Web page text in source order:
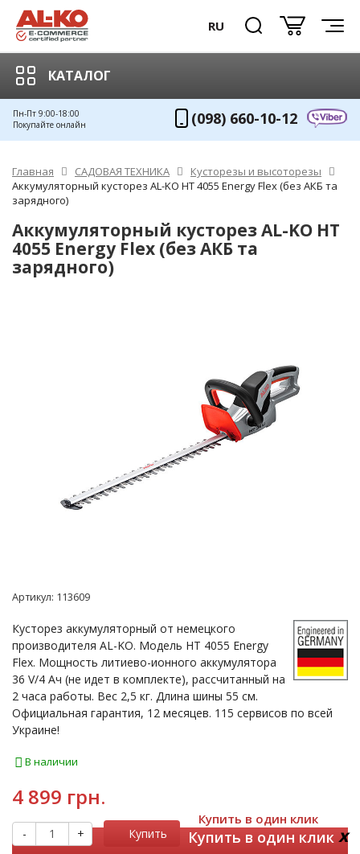
RU
КАТАЛОГ
Пн-Пт 9:00-18:00
Покупайте онлайн
(098) 660-10-12
Главная САДОВАЯ ТЕХНИКА
Кусторезы и высоторезы
Аккумуляторный кусторез AL-KO HT 4055 Energy Flex (без АКБ та
зарядного)
Аккумуляторный кусторез AL-KO HT
4055 Energy Flex (без АКБ та
зарядного)
Артикул: 113609
Кусторез аккумуляторный от немецкого
производителя AL-KO. Модель HT 4055 Energy
Flex. Мощность литиево-ионного аккумулятора
36 V/4 Ач (не идет в комплекте), рассчитанный на
2 часа работы. Вес 2,5 кг. Длина шины 55 см.
Официальная гарантия, 12 месяцев. 115 сервисов по всей
Украине!
В наличии
4 899 грн.
- + Купить
Купить в один клик
Купить в один клик x